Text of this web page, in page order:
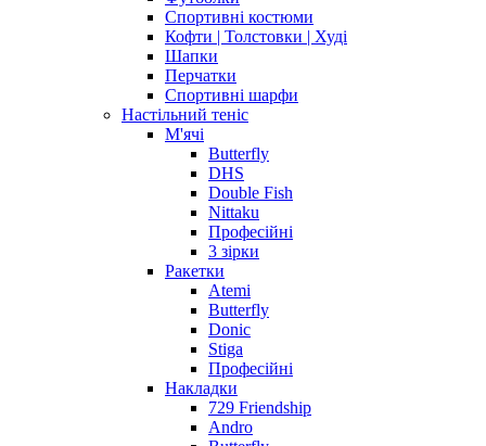
Спортивні костюми
Кофти | Толстовки | Худі
Шапки
Перчатки
Спортивні шарфи
Настільний теніс
М'ячі
Butterfly
DHS
Double Fish
Nittaku
Професійні
3 зірки
Ракетки
Atemi
Butterfly
Donic
Stiga
Професійні
Накладки
729 Friendship
Andro